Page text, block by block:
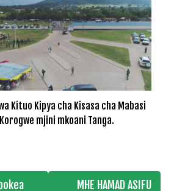
Kituo Kipya cha Kisasa cha Mabasi
mjini mkoani Tanga.
MHE HAMAD ASIFU